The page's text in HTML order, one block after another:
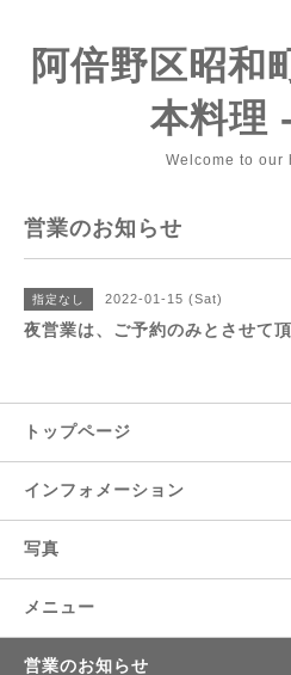
阿倍野区昭和
本料理
Welcome to our
営業のお知らせ
指定なし 2022-01-15 (Sat)
夜営業は、ご予約のみとさせて頂
トップページ
インフォメーション
写真
メニュー
営業のお知らせ